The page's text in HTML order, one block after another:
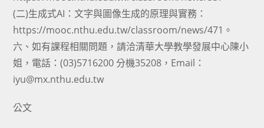
(二)生成式AI：文字與圖像生成的原理與實務：
https://mooc.nthu.edu.tw/classroom/news/471。
六、如有課程相關問題，請洽清華大學教學發展中心陳小
姐，電話：(03)5716200 分機35208，Email：
iyu@mx.nthu.edu.tw
公文